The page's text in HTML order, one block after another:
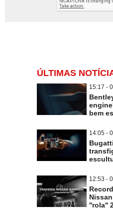
ÚLTIMAS
15:17 -
bem
14:05 -
12:53 -
''rola''